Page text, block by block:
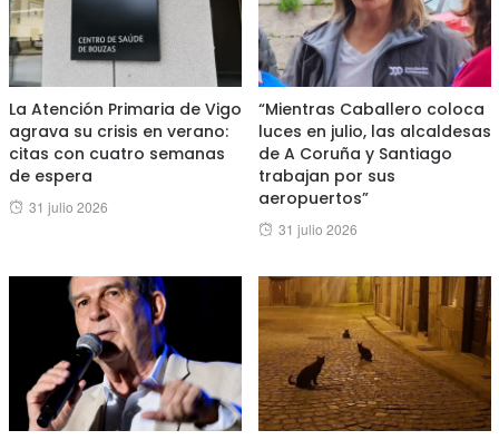
La Atención Primaria de Vigo
agrava su crisis en verano:
citas con cuatro semanas
de espera
Posted
31 julio 2026
“Mientras Caballero coloca
luces en julio, las alcaldesas
de A Coruña y Santiago
trabajan por sus
aeropuertos”
Posted
31 julio 2026